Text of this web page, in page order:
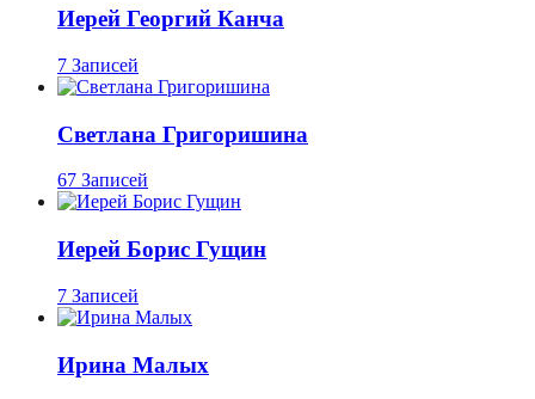
Иерей Георгий Канча
7 Записей
Светлана Григоришина
67 Записей
Иерей Борис Гущин
7 Записей
Ирина Малых